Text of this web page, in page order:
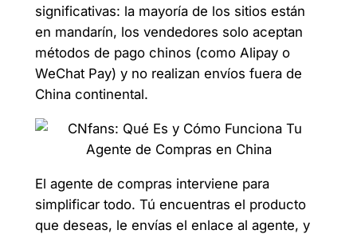
significativas: la mayoría de los sitios están
en mandarín, los vendedores solo aceptan
métodos de pago chinos (como Alipay o
WeChat Pay) y no realizan envíos fuera de
China continental.
El agente de compras interviene para
simplificar todo. Tú encuentras el producto
que deseas, le envías el enlace al agente, y